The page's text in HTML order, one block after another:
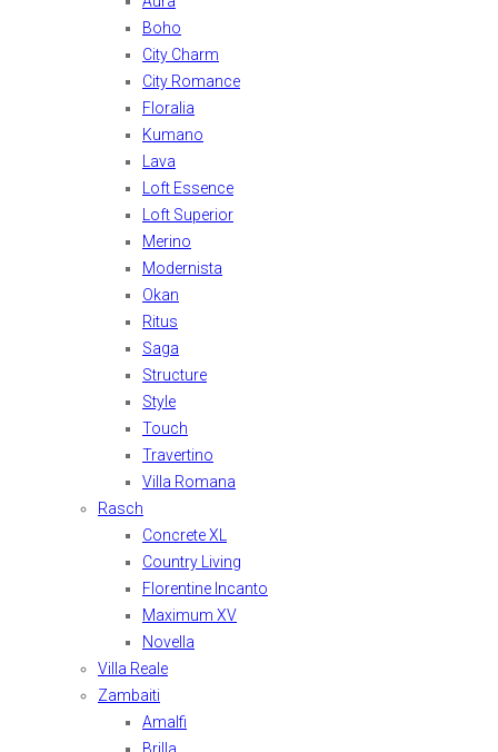
Boho
City Charm
City Romance
Floralia
Kumano
Lava
Loft Essence
Loft Superior
Merino
Modernista
Okan
Ritus
Saga
Structure
Style
Touch
Travertino
Villa Romana
Rasch
Concrete XL
Country Living
Florentine Incanto
Maximum XV
Novella
Villa Reale
Zambaiti
Amalfi
Brilla